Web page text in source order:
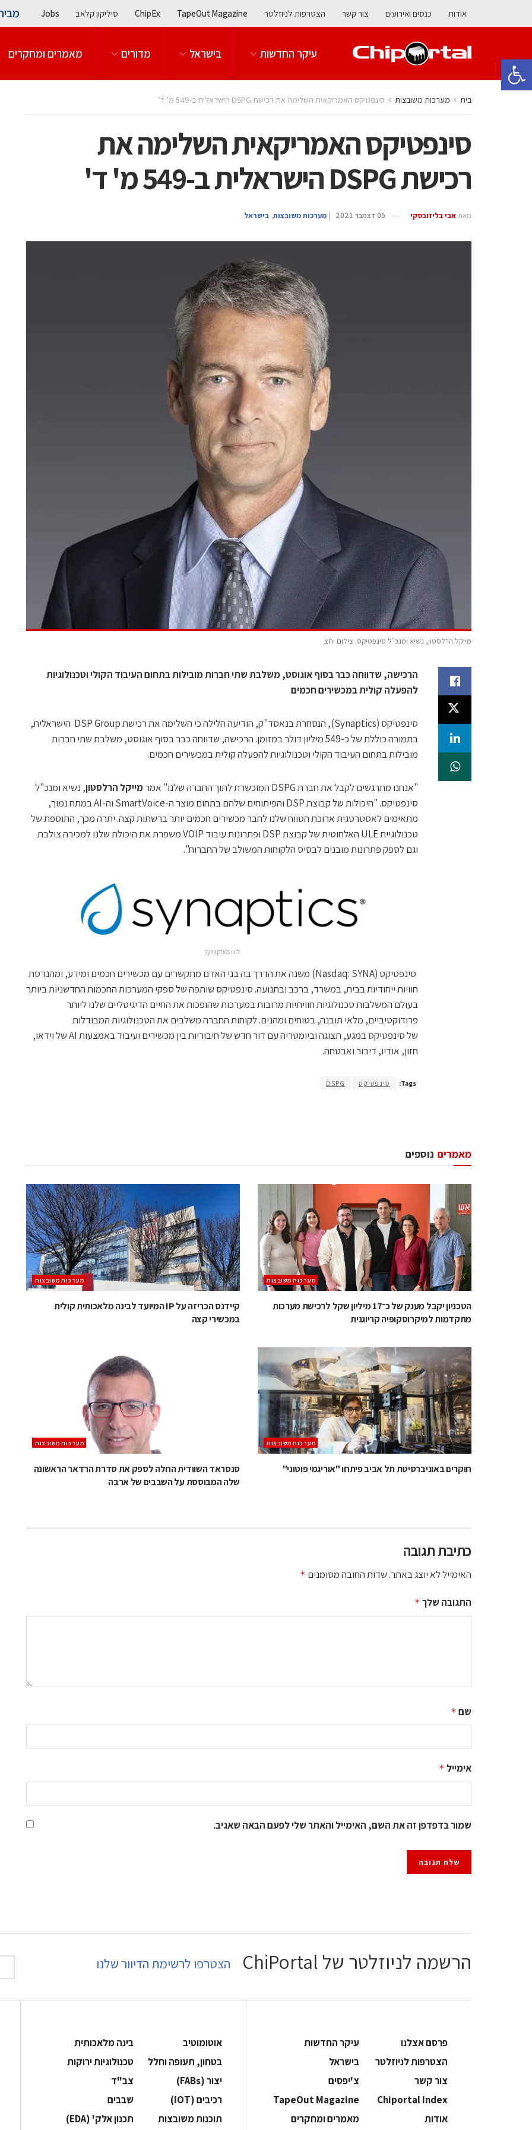
פתח סרגל נגישות
אודות כנסים ואירועים צור קשר הצטרפות לניוזלטר TapeOut Magazine
ChipEx סיליקון קלאב Jobs
עיקר החדשות בישראל מדורים מאמרים ומחקרים
בית מערכות משובצות סינפטיקס האמריקאית השלימה את רכישת DSPG הישראלית ב-549 מ’ ד’
סינפטיקס האמריקאית השלימה את
רכישת DSPG הישראלית ב-549 מ' ד'
מאת אבי בליזובסקי 05 דצמבר 2021 | מערכות משובצות, בישראל
מייקל הרלסטון, נשיא ומנכ"ל סינפטיקס. צילום יחצ
הרכישה, שדווחה כבר בסוף אוגוסט, משלבת שתי חברות מובילות בתחום העיבוד הקולי וטכנולוגיות
להפעלה קולית במכשירים חכמים
סינפטיקס (Synaptics), הנסחרת בנאסד"ק, הודיעה הלילה כי השלימה את רכישת DSP Group הישראלית,
בתמורה כוללת של כ-549 מיליון דולר במזומן. הרכישה, שדווחה כבר בסוף אוגוסט, משלבת שתי חברות
מובילות בתחום העיבוד הקולי וטכנולוגיות להפעלה קולית במכשירים חכמים.
"אנחנו מתרגשים לקבל את חברת DSPG המוכשרת לתוך החברה שלנו" אמר מייקל הרלסטון, נשיא ומנכ"ל
סינפטיקס. "היכולות של קבוצת DSP והפיתוחים שלהם בתחום מוצר ה-SmartVoice וה-AI במתח נמוך,
מתאימים לאסטרטגית ארוכת הטווח שלנו לחבר מכשירים חכמים יותר ברשתות קצה. יתרה מכך, התוספת של
טכנולוגיית ULE האלחוטית של קבוצת DSP ופתרונות עיבוד VOIP משפרת את היכולת שלנו למכירה צולבת
וגם לספק פתרונות מובנים לבסיס הלקוחות המשולב של החברות".
לוגו synaptics
סינפטיקס (Nasdaq: SYNA) משנה את הדרך בה בני האדם מתקשרים עם מכשירים חכמים ומידע, ומהנדסת
חוויות ייחודיות בבית, במשרד, ברכב ובתנועה. סינפטיקס שותפה של ספקי המערכות החכמות החדשניות ביותר
בעולם המשלבות טכנולוגיות חוויתיות מרובות במערכות שהופכות את החיים הדיגיטליים שלנו ליותר
פרודוקטיביים, מלאי תובנה, בטוחים ומהנים. לקוחות החברה משלבים את הטכנולוגיות המבודלות
של סינפטיקס במגע, תצוגה וביומטריה עם דור חדש של חיבוריות בין מכשירים ועיבוד באמצעות AI של וידאו,
חזון, אודיו, דיבור ואבטחה.
Tags: סינפטיקס DSPG
נוספים מאמרים
מערכות משובצות
הטכניון יקבל מענק של כ־17 מיליון שקל לרכישת מערכות
מתקדמות למיקרוסקופיה קריוגנית
מערכות משובצות
קיידנס הכריזה על IP המיועד לבינה מלאכותית קולית
במכשירי קצה
מערכות משובצות
חוקרים באוניברסיטת תל אביב פיתחו "אוריגמי פוטוני"
מערכות משובצות
סנסראד השוודית החלה לספק את סדרת הרדאר הראשונה
שלה המבוססת על השבבים של ארבה
כתיבת תגובה
האימייל לא יוצג באתר.שדות החובה מסומנים *
התגובה שלך *
שם *
אימייל *
שמור בדפדפן זה את השם, האימייל והאתר שלי לפעם הבאה שאגיב.
הרשמה לניוזלטר של ChiPortal הצטרפו לרשימת הדיוור שלנו
פרסם אצלנו
עיקר החדשות
הצטרפות לניוזלטר
בישראל
צור קשר
צ'יפסים
Chiportal Index
TapeOut Magazine
אודות
מאמרים ומחקרים
אוטומוטיב
בינה מלאכותית
בטחון, תעופה וחלל
‫טכנולוגיות ירוקות‬
‫יצור (‪(FABs‬‬
‫צב"ד‬
‫רכיבים‬ (IOT)
‫שבבים‬
‫תוכנות משובצות‬
‫תכנון אלק' (‪(EDA‬‬